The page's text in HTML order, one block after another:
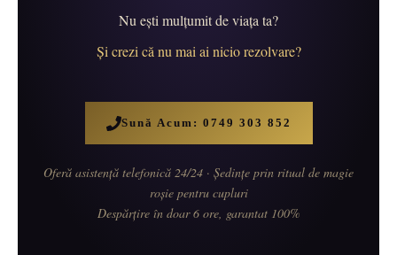
Nu ești mulțumit de viața ta?
Și crezi că nu mai ai nicio rezolvare?
Sună Acum: 0749 303 852
Oferă asistență telefonică 24/24 · Ședințe prin ritual de magie
roșie pentru cupluri
Despărțire în doar 6 ore, garantat 100%